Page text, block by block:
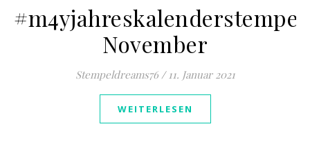
November
Stempeldreams76 / 11. Januar 2021
WEITERLESEN